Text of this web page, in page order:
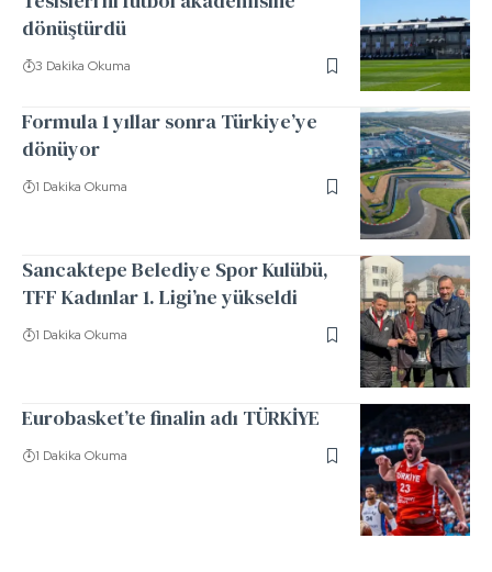
dönüştürdü
3 Dakika Okuma
Formula 1 yıllar sonra Türkiye’ye
dönüyor
1 Dakika Okuma
Sancaktepe Belediye Spor Kulübü,
TFF Kadınlar 1. Ligi’ne yükseldi
1 Dakika Okuma
Eurobasket’te finalin adı TÜRKİYE
1 Dakika Okuma